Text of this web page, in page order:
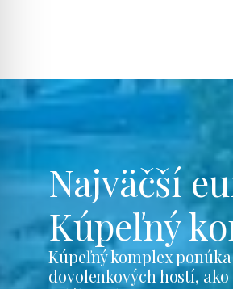
Najväčší
Kúpeľný
Kúpeľný komplex
dovolenkových hostí,